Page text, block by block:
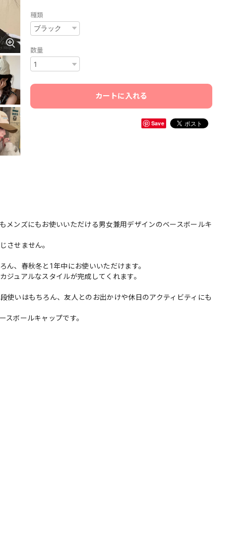
種類
数量
カートに入れる
Save
メンズにもお使いいただける男女兼用デザインのベースボールキ
させません。
、春秋冬と1年中にお使いいただけます。
ュアルなスタイルが完成してくれます。
使いはもちろん、友人とのお出かけや休日のアクティビティにも
スボールキャップです。